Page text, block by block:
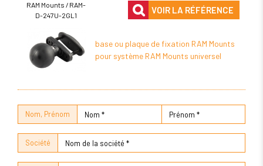
RAM Mounts / RAM-
D-247U-2GL1
VOIR LA RÉFÉRENCE
base ou plaque de fixation RAM Mounts
pour système RAM Mounts universel
Nom, Prénom
Société